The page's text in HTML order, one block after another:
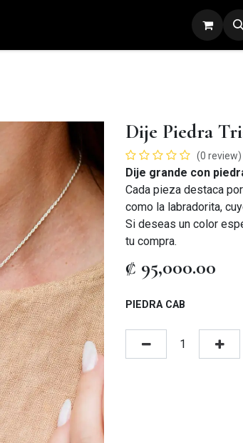
PULSERAS
Dije Piedra
(0 review)
Dije grande con
Cada pieza destaca
como la labradorita,
Si deseas un color
tu compra.
₡ 95,000.00
PIEDRA CAB